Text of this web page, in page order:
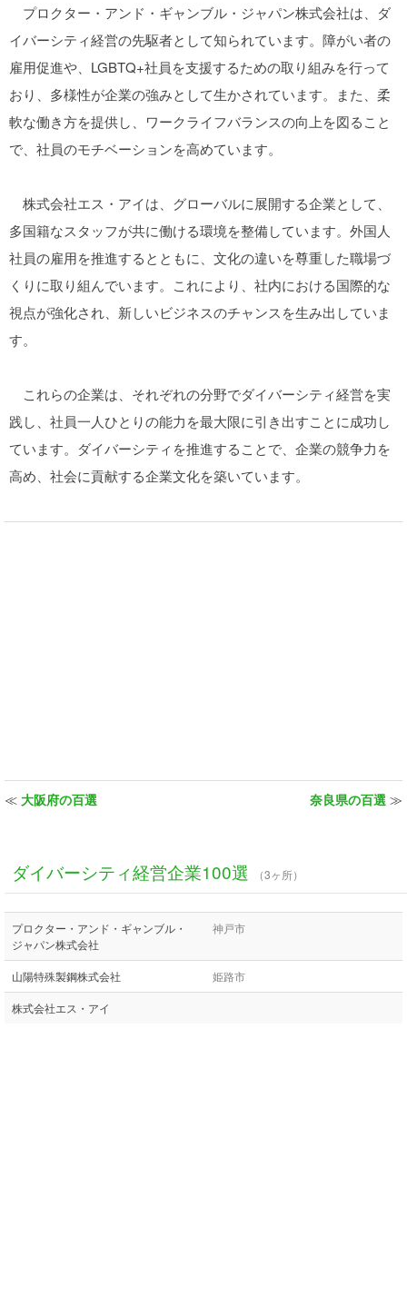
プロクター・アンド・ギャンブル・ジャパン株式会社は、ダ
イバーシティ経営の先駆者として知られています。障がい者の
雇用促進や、LGBTQ+社員を支援するための取り組みを行って
おり、多様性が企業の強みとして生かされています。また、柔
軟な働き方を提供し、ワークライフバランスの向上を図ること
で、社員のモチベーションを高めています。
株式会社エス・アイは、グローバルに展開する企業として、
多国籍なスタッフが共に働ける環境を整備しています。外国人
社員の雇用を推進するとともに、文化の違いを尊重した職場づ
くりに取り組んでいます。これにより、社内における国際的な
視点が強化され、新しいビジネスのチャンスを生み出していま
す。
これらの企業は、それぞれの分野でダイバーシティ経営を実
践し、社員一人ひとりの能力を最大限に引き出すことに成功し
ています。ダイバーシティを推進することで、企業の競争力を
高め、社会に貢献する企業文化を築いています。
≪ 大阪府の百選 奈良県の百選 ≫
ダイバーシティ経営企業100選 （3ヶ所）
プロクター・アンド・ギャンブル・
ジャパン株式会社
神戸市
山陽特殊製鋼株式会社 姫路市
株式会社エス・アイ